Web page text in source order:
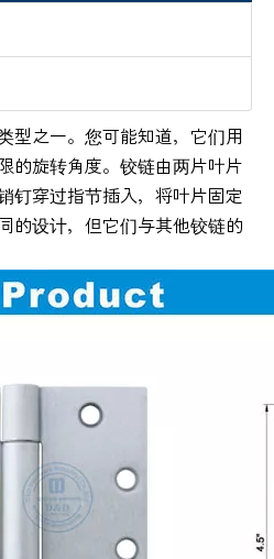
型之一。您可能知道，它们用
的旋转角度。铰链由两片叶片
钉穿过指节插入，将叶片固定
的设计，但它们与其他铰链的